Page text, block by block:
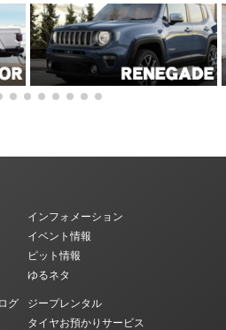
インフォメーション
イベント情報
ピット情報
ゆるネタ
グ
ジープレンタル
タイヤお預かりサービス